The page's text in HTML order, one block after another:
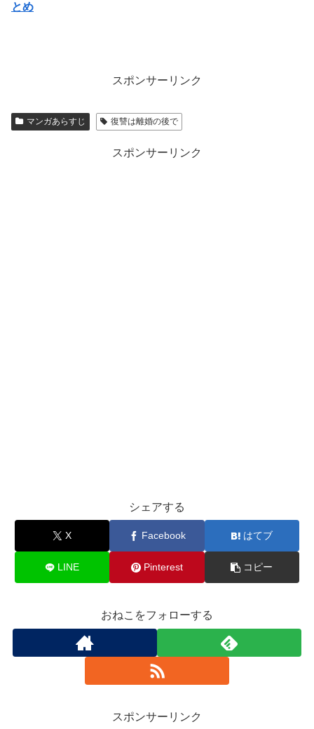
とめ
スポンサーリンク
マンガあらすじ 復讐は離婚の後で
スポンサーリンク
シェアする
X Facebook はてブ
LINE Pinterest コピー
おねこをフォローする
スポンサーリンク